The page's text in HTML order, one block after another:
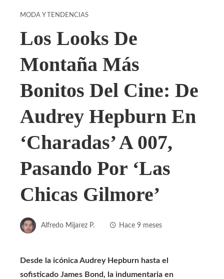
MODA Y TENDENCIAS
Los Looks De
Montaña Más
Bonitos Del Cine: De
Audrey Hepburn En
‘Charadas’ A 007,
Pasando Por ‘Las
Chicas Gilmore’
Alfredo Mijarez P. Hace 9 meses
Desde la icónica Audrey Hepburn hasta el
sofisticado James Bond, la indumentaria en